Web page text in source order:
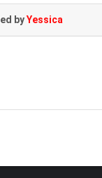
byYessica